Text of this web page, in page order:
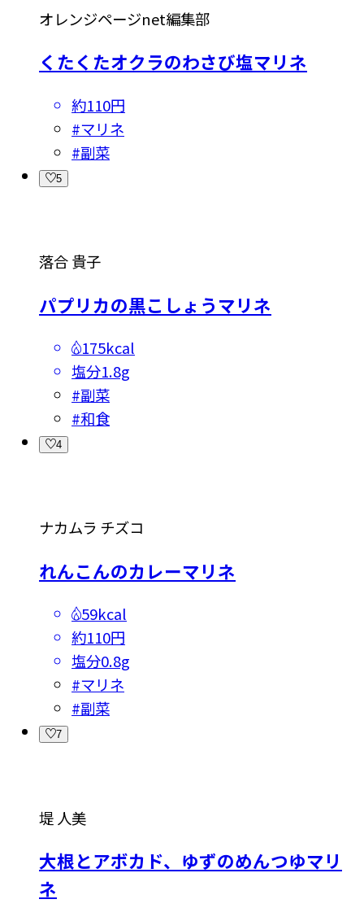
オレンジページnet編集部
くたくたオクラのわさび塩マリネ
約110円
#マリネ
#副菜
5
落合 貴子
パプリカの黒こしょうマリネ
175kcal
塩分1.8g
#副菜
#和食
4
ナカムラ チズコ
れんこんのカレーマリネ
59kcal
約110円
塩分0.8g
#マリネ
#副菜
7
堤 人美
大根とアボカド、ゆずのめんつゆマリ
ネ